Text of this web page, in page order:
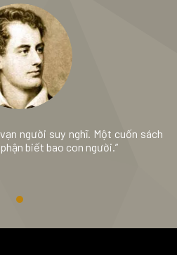
người suy nghĩ. Một cuốn sách
biết bao con người.”